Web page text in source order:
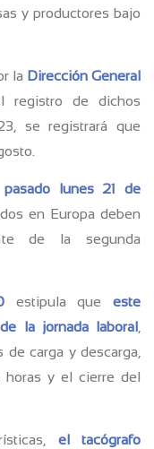
y productores bajo
la Dirección General
registro de dichos
se registrará que
lunes 21 de
en Europa deben
de la segunda
estipula queeste
la jornada laboral
carga y descarga,
horas y el cierre del
el tacógrafo